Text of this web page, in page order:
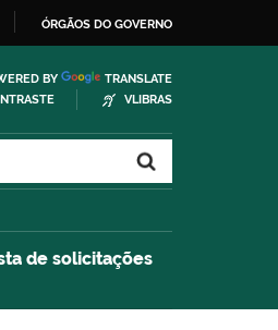
ÓRGÃOS DO GOVERNO
BY
TRANSLATE
VLIBRAS
de solicitações